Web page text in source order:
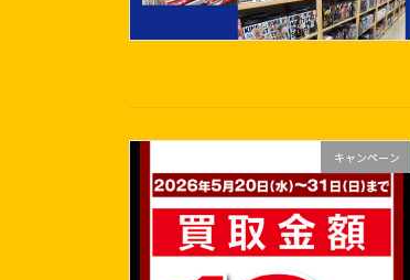
キャンペーン